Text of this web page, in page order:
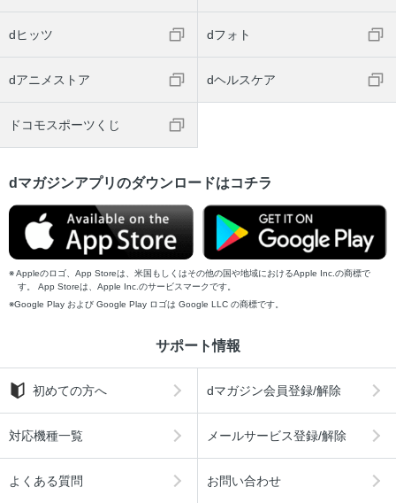
dヒッツ dフォト
dアニメストア dヘルスケア
ドコモスポーツくじ
dマガジンアプリのダウンロードはコチラ
Appleのロゴ、App Storeは、米国もしくはその他の国や地域におけるApple Inc.の商標で
す。 App Storeは、Apple Inc.のサービスマークです。
Google Play および Google Play ロゴは Google LLC の商標です。
サポート情報
初めての方へ dマガジン会員登録/解除
対応機種一覧 メールサービス登録/解除
よくある質問 お問い合わせ